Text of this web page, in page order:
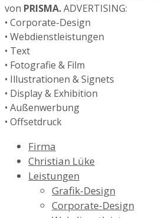
von PRISMA.ADVERTISING:
• Corporate-Design
• Webdienstleistungen
• Text
• Fotografie & Film
• Illustrationen & Signets
• Display & Exhibition
• Außenwerbung
• Offsetdruck
Firma
Christian Lüke
Leistungen
Grafik-Design
Corporate-Design